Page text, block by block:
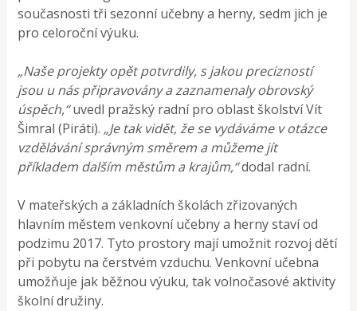
současnosti tři sezonní učebny a herny, sedm jich je
pro celoroční výuku.
„Naše projekty opět potvrdily, s jakou precizností
jsou u nás připravovány a zaznamenaly obrovský
úspěch,“uvedl pražský radní pro oblast školství Vít
Šimral (Piráti). „Je tak vidět, že se vydáváme v otázce
vzdělávání správným směrem a můžeme jít
příkladem dalším městům a krajům,“dodal radní.
V mateřských a základních školách zřizovaných
hlavním městem venkovní učebny a herny staví od
podzimu 2017. Tyto prostory mají umožnit rozvoj dětí
při pobytu na čerstvém vzduchu. Venkovní učebna
umožňuje jak běžnou výuku, tak volnočasové aktivity
školní družiny.